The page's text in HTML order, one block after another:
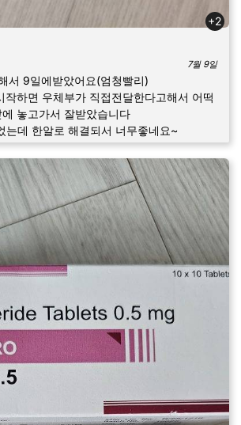
+2
7월 9일
서 9일에받았어요(엄청빨리)
작하면 우체부가 직접전달한다고해서 어떡
놓고가서 잘받았습니다
는데 한알로 해결되서 너무좋네요~